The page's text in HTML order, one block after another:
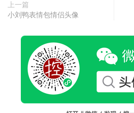
上一篇
小刘鸭表情包情侣头像